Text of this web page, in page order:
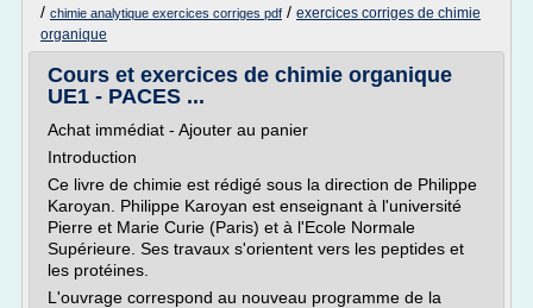
/ chimie analytique exercices corriges pdf / exercices corriges de chimie
organique
Cours et exercices de chimie organique
UE1 - PACES ...
Achat immédiat - Ajouter au panier
Introduction
Ce livre de chimie est rédigé sous la direction de Philippe
Karoyan. Philippe Karoyan est enseignant à l'université
Pierre et Marie Curie (Paris) et à l'Ecole Normale
Supérieure. Ses travaux s'orientent vers les peptides et
les protéines.
L'ouvrage correspond au nouveau programme de la